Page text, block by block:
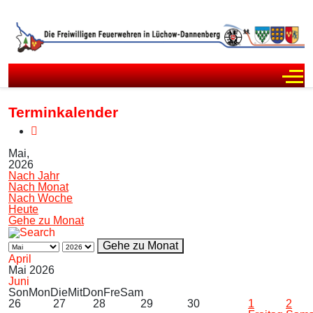
Terminkalender
Mai,
2026
Nach Jahr
Nach Monat
Nach Woche
Heute
Gehe zu Monat
Gehe zu Monat
April
Mai 2026
Juni
SonMonDieMitDonFreSam
26
27 28 29 30
1
2